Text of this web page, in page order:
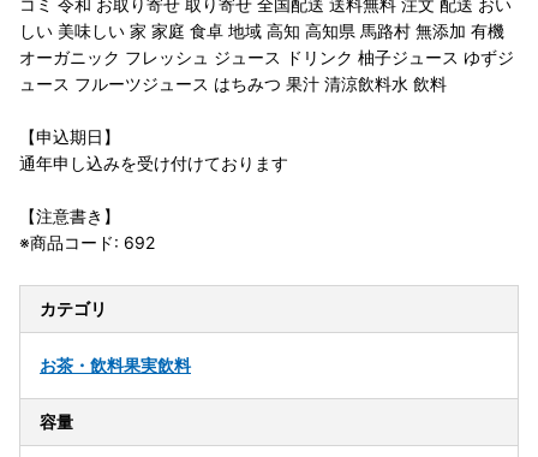
コミ 令和 お取り寄せ 取り寄せ 全国配送 送料無料 注文 配送 おい
しい 美味しい 家 家庭 食卓 地域 高知 高知県 馬路村 無添加 有機
オーガニック フレッシュ ジュース ドリンク 柚子ジュース ゆずジ
ュース フルーツジュース はちみつ 果汁 清涼飲料水 飲料
【申込期日】
通年申し込みを受け付けております
【注意書き】
※商品コード: 692
カテゴリ
お茶・飲料果実飲料
容量